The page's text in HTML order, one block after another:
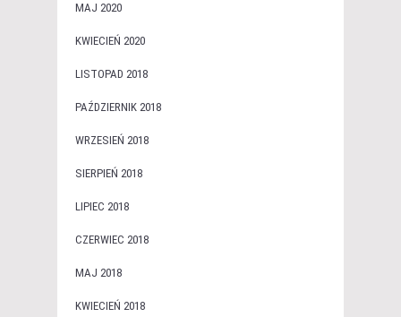
MAJ 2020
KWIECIEŃ 2020
LISTOPAD 2018
PAŹDZIERNIK 2018
WRZESIEŃ 2018
SIERPIEŃ 2018
LIPIEC 2018
CZERWIEC 2018
MAJ 2018
KWIECIEŃ 2018